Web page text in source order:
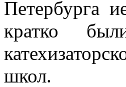
Петербурга
кратко
школ.